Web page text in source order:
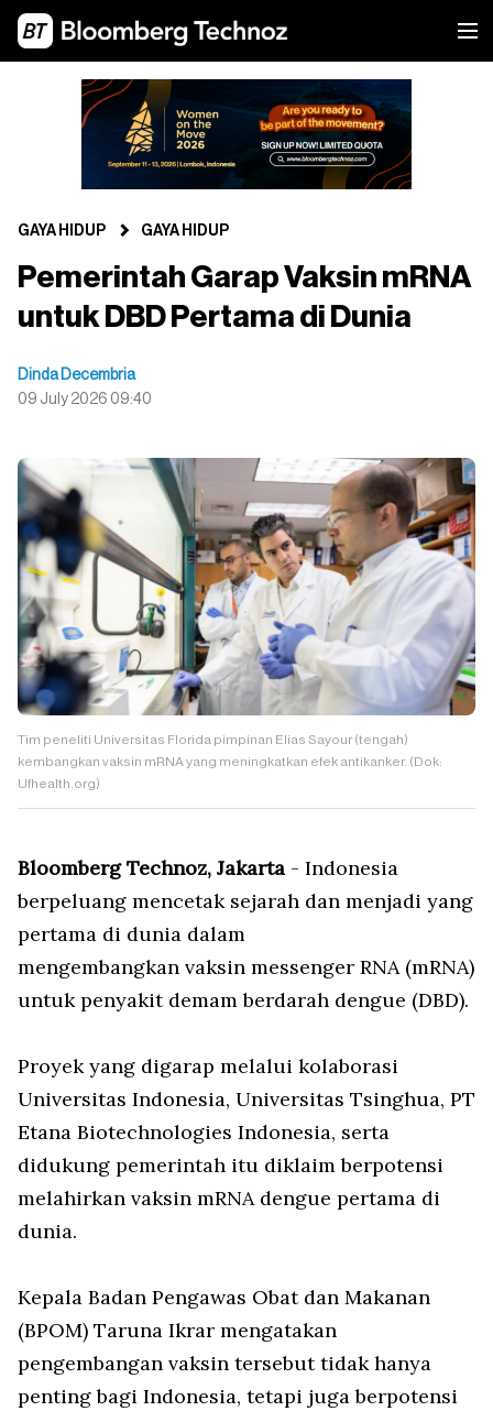
GAYA HIDUP GAYA HIDUP
Pemerintah Garap Vaksin mRNA
untuk DBD Pertama di Dunia
Dinda Decembria
09 July 2026 09:40
Tim peneliti Universitas Florida pimpinan Elias Sayour (tengah)
kembangkan vaksin mRNA yang meningkatkan efek antikanker. (Dok:
Ufhealth.org)
Bloomberg Technoz, Jakarta - Indonesia
berpeluang mencetak sejarah dan menjadi yang
pertama di dunia dalam
mengembangkan vaksin messenger RNA (mRNA)
untuk penyakit demam berdarah dengue (DBD).
Proyek yang digarap melalui kolaborasi
Universitas Indonesia, Universitas Tsinghua, PT
Etana Biotechnologies Indonesia, serta
didukung pemerintah itu diklaim berpotensi
melahirkan vaksin mRNA dengue pertama di
dunia.
Kepala Badan Pengawas Obat dan Makanan
(BPOM) Taruna Ikrar mengatakan
pengembangan vaksin tersebut tidak hanya
penting bagi Indonesia, tetapi juga berpotensi